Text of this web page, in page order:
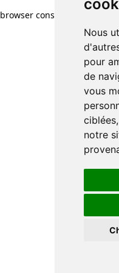
Nous
pour
de
vous
notre
browser console for more